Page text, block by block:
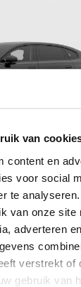
van
content en
voor social
te
van onze site
adverteren
verstrekt of
gebruik van
€ 90.230€
Extended
7000 km